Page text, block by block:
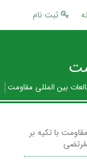
ثبت نام
بین المللی مقاومت
با تکیه بر